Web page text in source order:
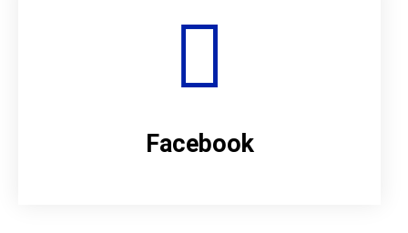
Facebook